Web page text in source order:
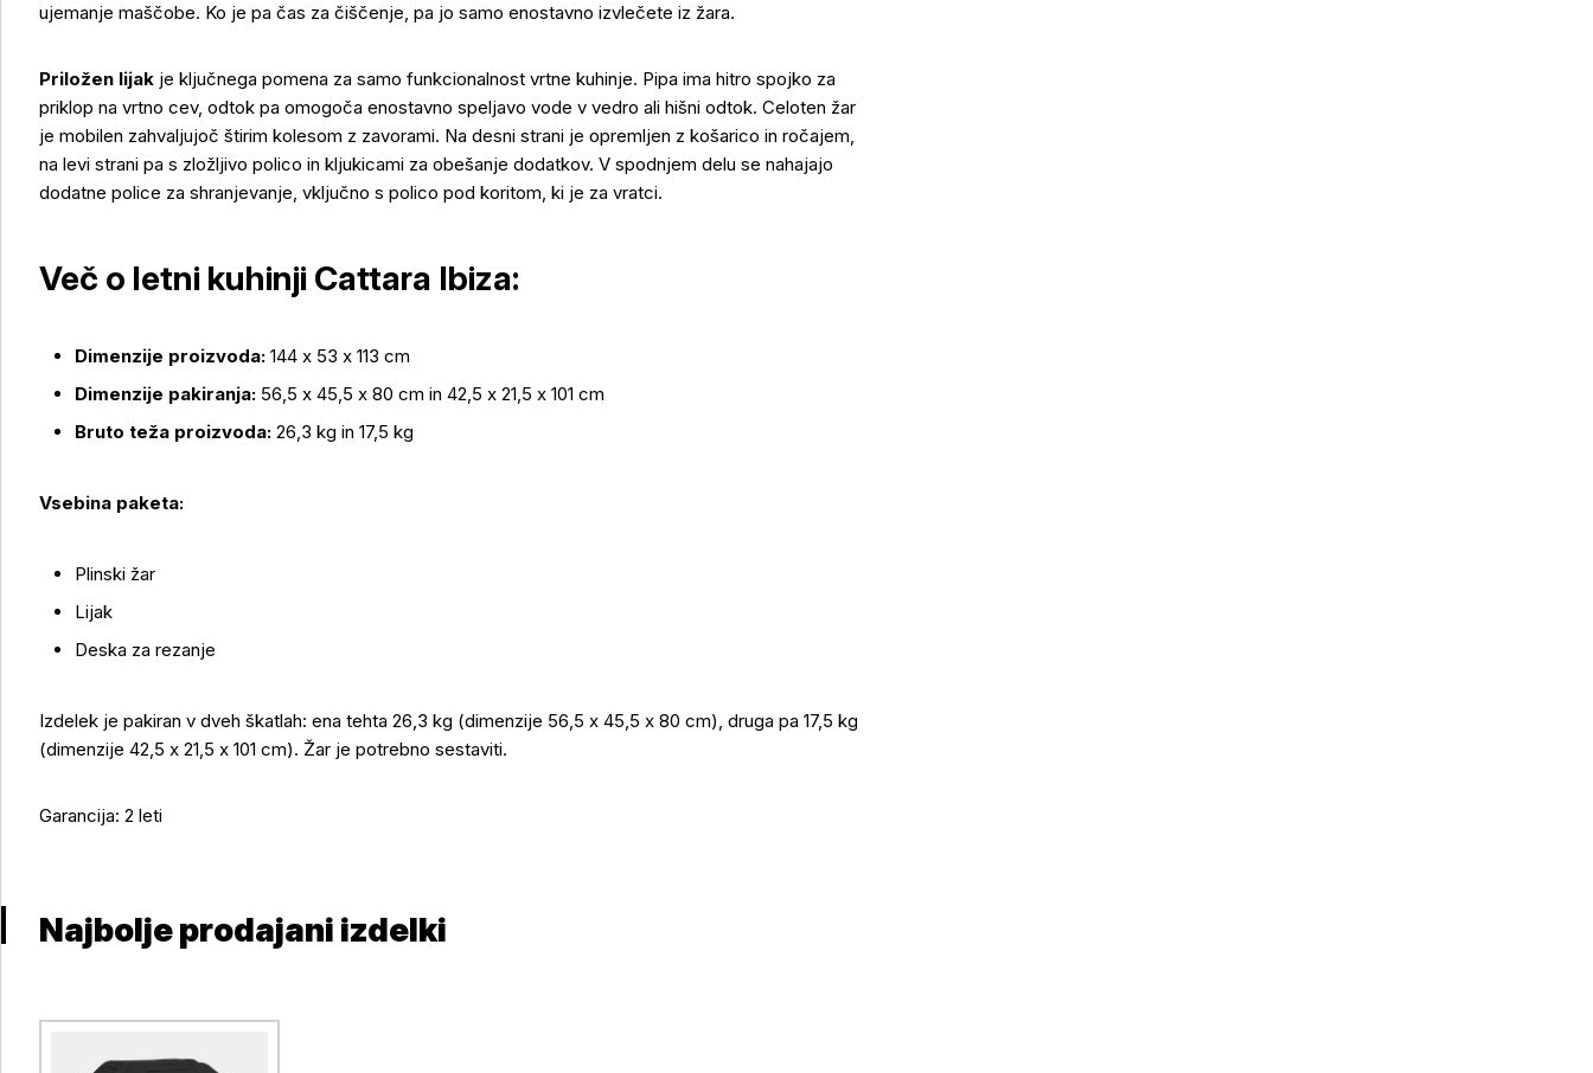
Več o izdelku
ujemanje maščobe. Ko je pa čas za čiščenje, pa jo samo enostavno izvlečete iz žara.
Priložen lijak je ključnega pomena za samo funkcionalnost vrtne kuhinje. Pipa ima hitro spojko za
priklop na vrtno cev, odtok pa omogoča enostavno speljavo vode v vedro ali hišni odtok. Celoten žar
je mobilen zahvaljujoč štirim kolesom z zavorami. Na desni strani je opremljen z košarico in ročajem,
na levi strani pa s zložljivo polico in kljukicami za obešanje dodatkov. V spodnjem delu se nahajajo
dodatne police za shranjevanje, vključno s polico pod koritom, ki je za vratci.
Več o letni kuhinji Cattara Ibiza:
Dimenzije proizvoda: 144 x 53 x 113 cm
Dimenzije pakiranja: 56,5 x 45,5 x 80 cm in 42,5 x 21,5 x 101 cm
Bruto teža proizvoda: 26,3 kg in 17,5 kg
Vsebina paketa:
Plinski žar
Lijak
Deska za rezanje
Izdelek je pakiran v dveh škatlah: ena tehta 26,3 kg (dimenzije 56,5 x 45,5 x 80 cm), druga pa 17,5 kg
(dimenzije 42,5 x 21,5 x 101 cm). Žar je potrebno sestaviti.
Garancija: 2 leti
Najbolje prodajani izdelki